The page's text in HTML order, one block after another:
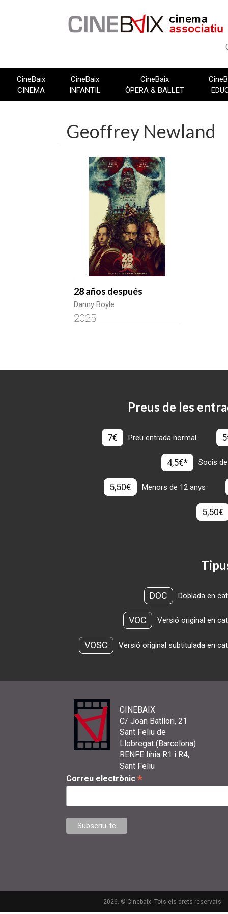
CineBaix
CINEMA
CineBaix
INFANTIL
CineBaix
ÒPERA & BALLET
Geoffrey Newland
28 años después
Danny Boyle
2025
Preus de les
7€ Preu entrada normal
4,5€* Socis
5,50€ Menors de 12 anys
5,50€
DOC Doblada en
VOC Versió original en
VOSC Versió original subtitulada en
CINEBAIX
C/ Joan Batllori, 21
Sant Feliu de
Llobregat (Barcelona)
RENFE línia R1 i R4,
Sant Feliu
Correu electrònic *
2026. © Cinebaix. Tots els drets reservats.